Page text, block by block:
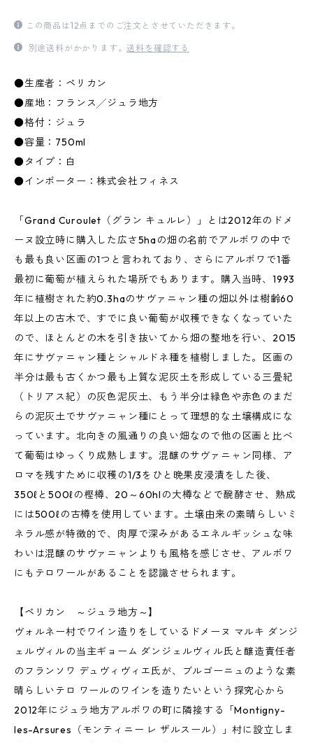
この商品は12点までのご注文とさせていただきます。
別途送料がかかります。送料を確認する
●生産者：ペリカン
●産地：フランス╱ジュラ地方
●格付：ジュラ
●容量：750ml
●タイプ：白
●インポーター：株式会社フィネス
「Grand Curoulet（グラン キュルレ）」とは2012年のドメ
ーヌ設立時に購入した広さ5haの畑の名前でアルボワの中で
も最も良い区画の1つと言われており、さらにアルボワで1番
最初に葡萄が植えられた場所でもあります。購入当時、1993
年に植樹された約0.3haのサヴァニャン種の畑以外は樹齢60
年以上の古木で、すでに良い葡萄が収穫できなくなっていた
ので、ほとんどの木を引き抜いてから畑の整地を行い、2015
年にサヴァニャン種とシャルドネ種を植樹しました。区画の
半分は最も古くかつ最も上質な泥灰土を形成している三畳紀
（トリアス紀）の灰色泥灰土、もう半分は緑色や赤色のまだ
らの泥灰土でサヴァニャン種にとって理想的な土壌構成にな
っています。北向きの風通りの良い畑なので他の区画と比べ
て葡萄はゆっくり成熟します。混醸のサヴァニャン同様、ア
ロマを残すために収穫の1/3をひと晩果皮浸漬をした後、
350ℓと500ℓの樫樽、20～60hlの大樽などで醗酵させ、熟成
には500ℓの古樽を使用しています。土壌由来の素晴らしいミ
ネラル感が特徴的で、肉厚で深みがあるエネルギッシュな味
わいは混醸のサヴァニャンよりも風格を感じさせ、アルボワ
にもテロワールがあることを認識させられます。
【ペリカン ～ジュラ地方～】
ヴォルネー村でワイン造りをしているドメーヌ マルキ ダンジ
ェルヴィルの当主ギョーム ダンジェルヴィル氏と醸造責任者
のフランソワ デュヴィヴィエ氏が、ブルゴーニュのような素
晴らしいテロ ワールのワインを造りたいという探究心から
2012年にジュラ地方アルボワの町に隣接する「Montigny-
les-Arsures（モンティニー レ ザルスール）」村に設立しま